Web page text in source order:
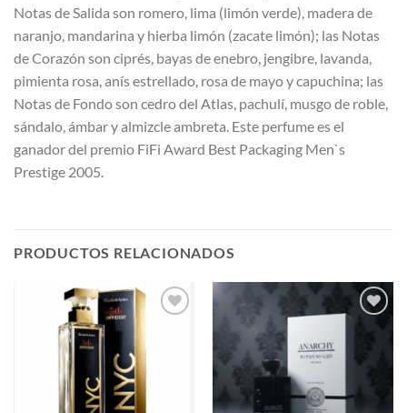
Notas de Salida son romero, lima (limón verde), madera de
naranjo, mandarina y hierba limón (zacate limón); las Notas
de Corazón son ciprés, bayas de enebro, jengibre, lavanda,
pimienta rosa, anís estrellado, rosa de mayo y capuchina; las
Notas de Fondo son cedro del Atlas, pachulí, musgo de roble,
sándalo, ámbar y almizcle ambreta. Este perfume es el
ganador del premio FiFi Award Best Packaging Men`s
Prestige 2005.
PRODUCTOS RELACIONADOS
AÑADIR
DESEOS
LISTA